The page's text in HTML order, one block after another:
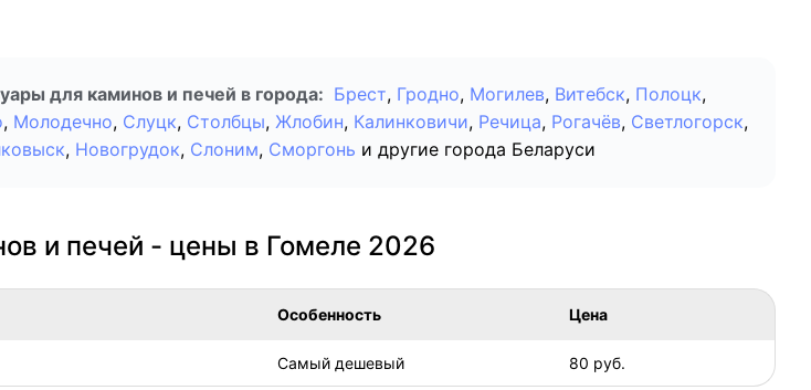
для каминов и печей в города: Брест, Гродно, Могилев, Витебск, Полоцк,
, Молодечно, Слуцк, Столбцы, Жлобин, Калинковичи, Речица, Рогачёв, Светлогорск,
, Новогрудок, Слоним, Сморгонь и другие города Беларуси
и печей - цены в Гомеле 2026
Особенность Цена
Самый дешевый 80 руб.